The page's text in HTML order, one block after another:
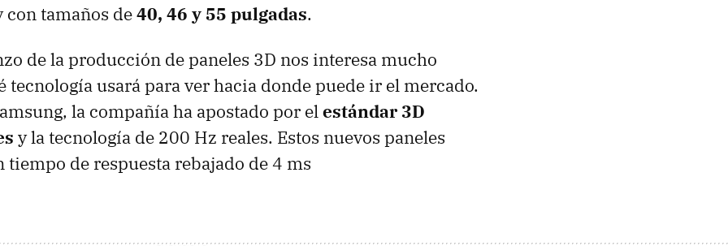
tamaños de40, 46 y 55 pulgadas.
de la producción de paneles 3D nos interesa mucho
tecnología usará para ver hacia donde puede ir el mercado.
la compañía ha apostado por elestándar 3D
y la tecnología de 200 Hz reales. Estos nuevos paneles
tiempo de respuesta rebajado de 4 ms